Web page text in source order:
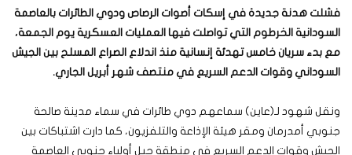
فشلت هدنة جديدة في إسكات أصوات الرصاص ودوي الطائرات بالعاصمة
السودانية الخرطوم التي تواصلت فيها العمليات العسكرية يوم الجمعة،
مع بدء سريان خامس تهدئة إنسانية منذ اندلاع الصراع المسلح بين الجيش
السوداني وقوات الدعم السريع في منتصف شهر أبريل الجاري.
ونقل شهود لـ(عاين) سماعهم دوي طائرات في سماء مدينة صالحة
جنوبي أمدرمان ومقر هيئة الإذاعة والتلفزيون، كما دارت اشتباكات بين
الجيش وقوات الدعم السريع في منطقة جبل أولياء جنوبي العاصمة